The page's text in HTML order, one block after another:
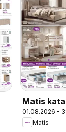
Matis
01.08.2026 -
Matis